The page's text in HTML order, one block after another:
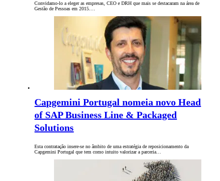
Convidamo-lo a eleger as empresas, CEO e DRH que mais se destacaram na área de
Gestão de Pessoas em 2015.…
Capgemini Portugal nomeia novo Head
of SAP Business Line & Packaged
Solutions
Esta contratação insere-se no âmbito de uma estratégia de reposicionamento da
Capgemini Portugal que tem como intuito valorizar a parceria…